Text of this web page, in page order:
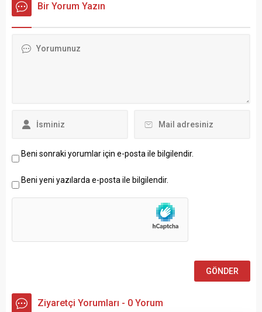
Bir Yorum Yazın
Beni sonraki yorumlar için e-posta ile bilgilendir.
Beni yeni yazılarda e-posta ile bilgilendir.
Ziyaretçi Yorumları - 0 Yorum